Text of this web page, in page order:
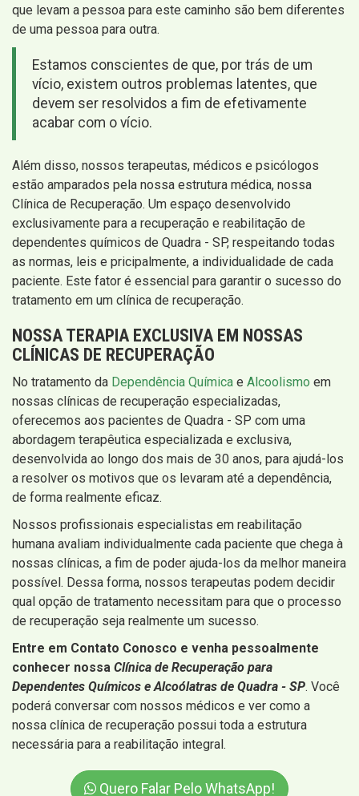
que levam a pessoa para este caminho são bem diferentes
de uma pessoa para outra.
Estamos conscientes de que, por trás de um
vício, existem outros problemas latentes, que
devem ser resolvidos a fim de efetivamente
acabar com o vício.
Além disso, nossos terapeutas, médicos e psicólogos
estão amparados pela nossa estrutura médica, nossa
Clínica de Recuperação. Um espaço desenvolvido
exclusivamente para a recuperação e reabilitação de
dependentes químicos de Quadra - SP, respeitando todas
as normas, leis e pricipalmente, a individualidade de cada
paciente. Este fator é essencial para garantir o sucesso do
tratamento em um clínica de recuperação.
NOSSA TERAPIA EXCLUSIVA EM NOSSAS
CLÍNICAS DE RECUPERAÇÃO
No tratamento da Dependência Química e Alcoolismo em
nossas clínicas de recuperação especializadas,
oferecemos aos pacientes de Quadra - SP com uma
abordagem terapêutica especializada e exclusiva,
desenvolvida ao longo dos mais de 30 anos, para ajudá-los
a resolver os motivos que os levaram até a dependência,
de forma realmente eficaz.
Nossos profissionais especialistas em reabilitação
humana avaliam individualmente cada paciente que chega à
nossas clínicas, a fim de poder ajuda-los da melhor maneira
possível. Dessa forma, nossos terapeutas podem decidir
qual opção de tratamento necessitam para que o processo
de recuperação seja realmente um sucesso.
Entre em Contato Conosco e venha pessoalmente
conhecer nossa Clínica de Recuperação para
Dependentes Químicos e Alcoólatras de Quadra - SP. Você
poderá conversar com nossos médicos e ver como a
nossa clínica de recuperação possui toda a estrutura
necessária para a reabilitação integral.
Quero Falar Pelo WhatsApp!